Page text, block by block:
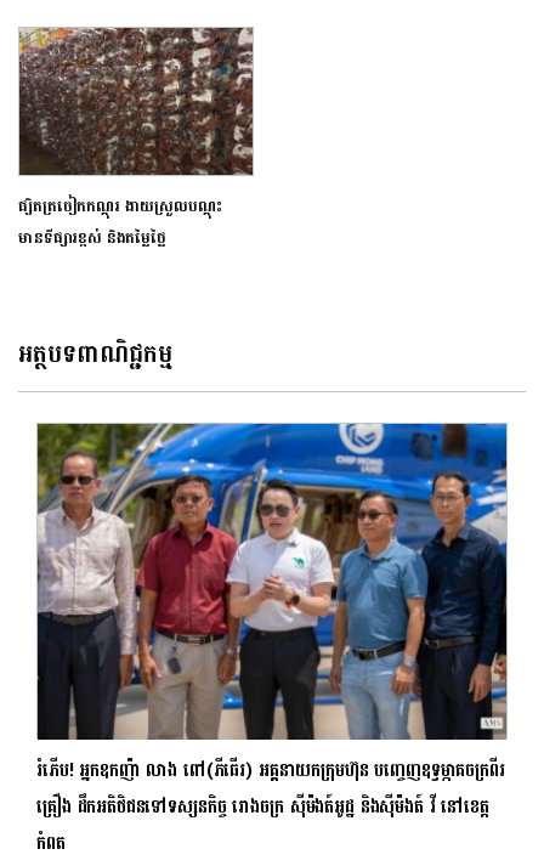
ផ្សិតត្រចៀកកណ្ដុរ ងាយស្រួលបណ្តុះ
មានទីផ្សារខ្ពស់ និងតម្លៃថ្លៃ
អត្ថបទពាណិជ្ជកម្ម
រំភើប! អ្នកឧកញ៉ា លាង ពៅ(ភីធើរ) អគ្គនាយកក្រុមហ៊ុន បញ្ចេញឧទ្ធម្ភាគចក្រពីរ
គ្រឿង ដឹកអតិថិជនទៅទស្សនកិច្ច រោងចក្រ ស៊ីម៉ងត៍អូដ្ឋ និងស៊ីម៉ងត៍ វី នៅខេត្ត
កំពត